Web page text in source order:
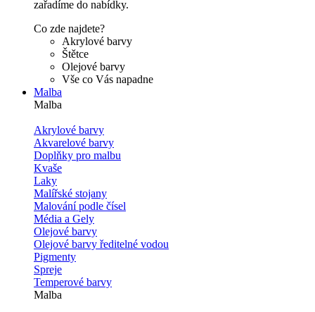
zařadíme do nabídky.
Co zde najdete?
Akrylové barvy
Štětce
Olejové barvy
Vše co Vás napadne
Malba
Malba
Akrylové barvy
Akvarelové barvy
Doplňky pro malbu
Kvaše
Laky
Malířské stojany
Malování podle čísel
Média a Gely
Olejové barvy
Olejové barvy ředitelné vodou
Pigmenty
Spreje
Temperové barvy
Malba